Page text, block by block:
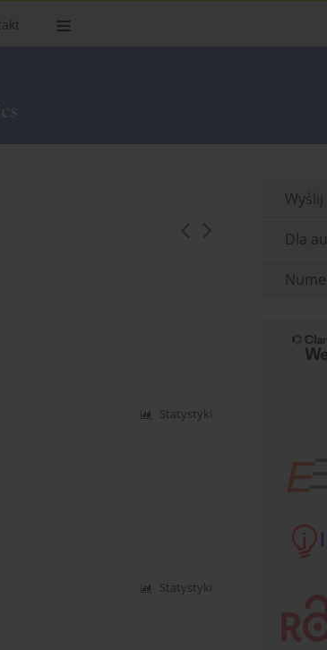
Statystyki
Statystyki
Dla